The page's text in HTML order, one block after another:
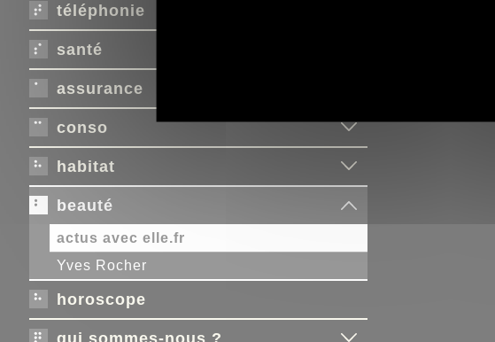
téléphonie
santé
assurance
conso
habitat
beauté
actus avec elle.fr
Yves Rocher
horoscope
qui sommes-nous ?